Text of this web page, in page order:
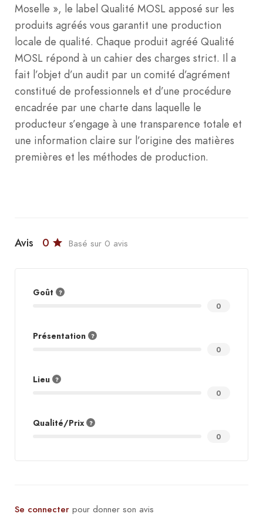
Moselle », le label Qualité MOSL apposé sur les
produits agréés vous garantit une production
locale de qualité. Chaque produit agréé Qualité
MOSL répond à un cahier des charges strict. Il a
fait l’objet d’un audit par un comité d’agrément
constitué de professionnels et d’une procédure
encadrée par une charte dans laquelle le
producteur s’engage à une transparence totale et
une information claire sur l’origine des matières
premières et les méthodes de production.
Avis 0 Basé sur 0 avis
Goût
0
Présentation
0
Lieu
0
Qualité/Prix
0
Se connecter pour donner son avis